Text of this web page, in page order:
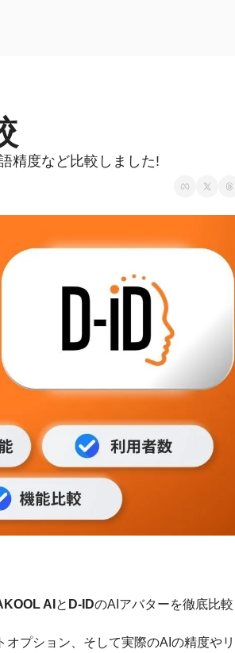
精度など比較しました!
AI と D-IDのAIアバターを徹底比較
プション、そして実際のAIの精度やリ